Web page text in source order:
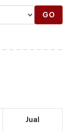
GO
Jual